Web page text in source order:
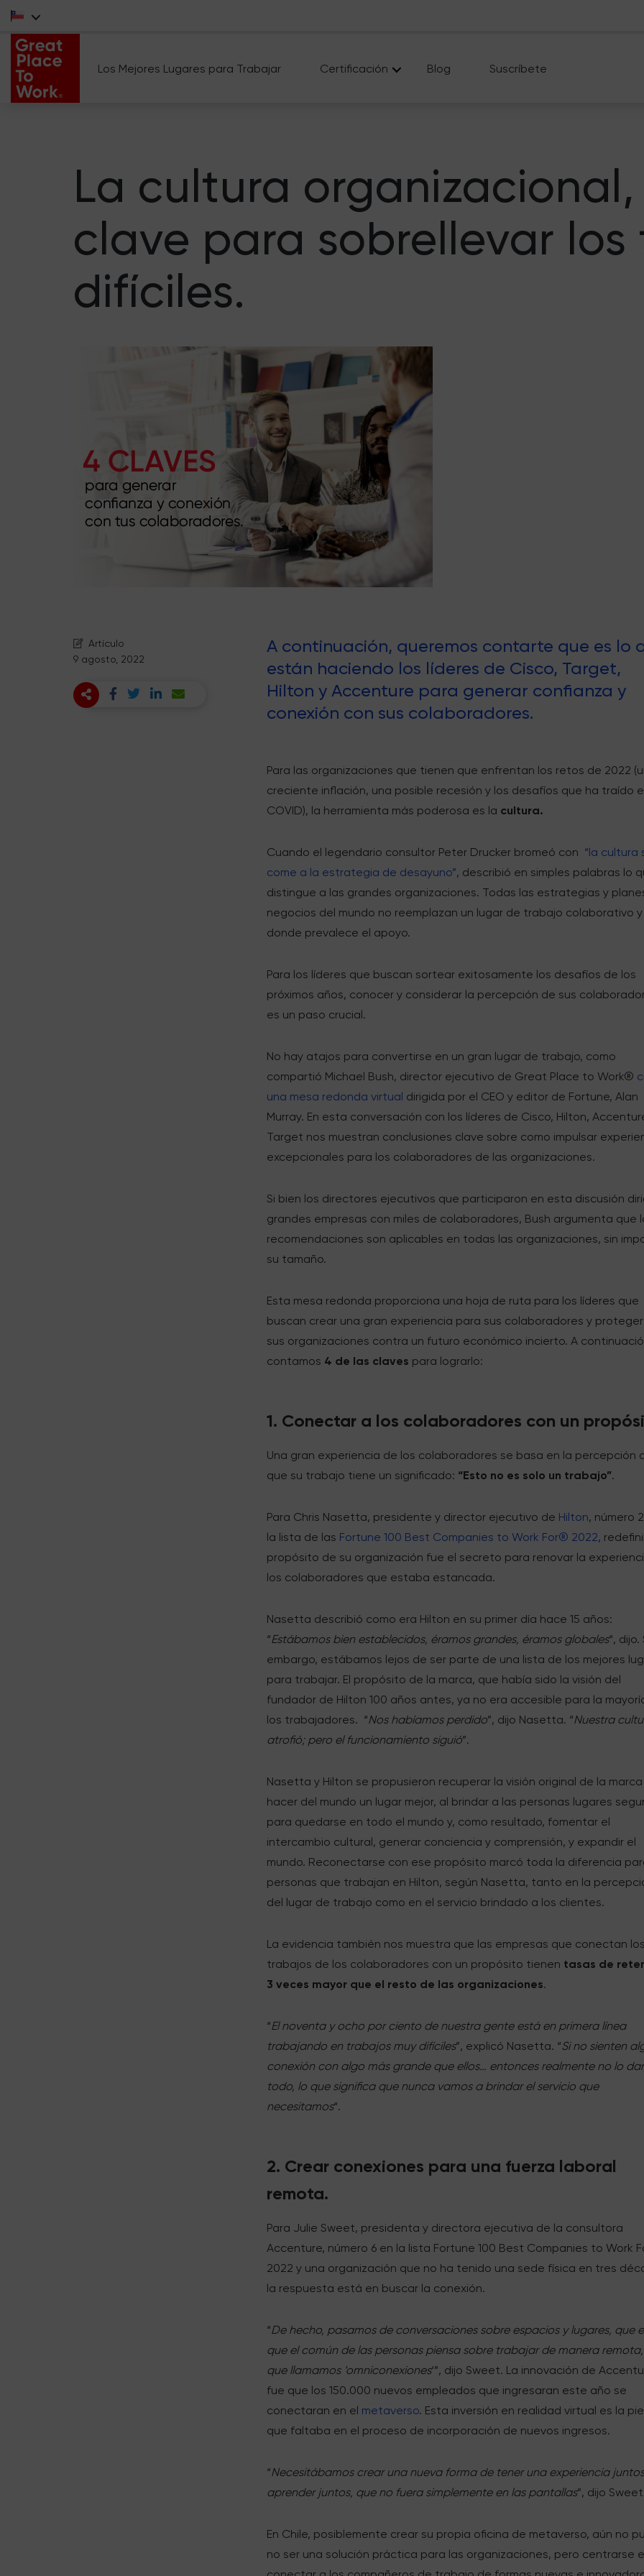
Los Mejores Lugares para Trabajar Certificación Blog Suscríbete
La cultura
clave para sobrellevar los
difíciles.
Artículo
9 agosto, 2022
A continuación, queremos contarte que es lo
están haciendo los líderes de Cisco, Target,
Hilton y Accenture para generar confianza y
conexión con sus colaboradores.
Para las organizaciones que tienen que enfrentan los retos de 2022
creciente inflación, una posible recesión y los desafíos que ha traído
COVID), la herramienta más poderosa es la cultura.
Cuando el legendario consultor Peter Drucker bromeó con “la cultura
come a la estrategia de desayuno”, describió en simples palabras lo
distingue a las grandes organizaciones. Todas las estrategias y
negocios del mundo no reemplazan un lugar de trabajo colaborativo y
donde prevalece el apoyo.
Para los líderes que buscan sortear exitosamente los desafíos de los
próximos años, conocer y considerar la percepción de sus
es un paso crucial.
No hay atajos para convertirse en un gran lugar de trabajo, como
compartió Michael Bush, director ejecutivo de Great Place to Work®
una mesa redonda virtual dirigida por el CEO y editor de Fortune, Alan
Murray. En esta conversación con los líderes de Cisco, Hilton,
Target nos muestran conclusiones clave sobre como impulsar
excepcionales para los colaboradores de las organizaciones.
Si bien los directores ejecutivos que participaron en esta discusión
grandes empresas con miles de colaboradores, Bush argumenta que
recomendaciones son aplicables en todas las organizaciones, sin
su tamaño.
Esta mesa redonda proporciona una hoja de ruta para los líderes que
buscan crear una gran experiencia para sus colaboradores y
sus organizaciones contra un futuro económico incierto. A
contamos 4 de las claves para lograrlo:
1. Conectar a los colaboradores con un
Una gran experiencia de los colaboradores se basa en la percepción
que su trabajo tiene un significado: “Esto no es solo un trabajo”.
Para Chris Nasetta, presidente y director ejecutivo de Hilton, número
la lista de las Fortune 100 Best Companies to Work For® 2022,
propósito de su organización fue el secreto para renovar la
los colaboradores que estaba estancada.
Nasetta describió como era Hilton en su primer día hace 15 años:
“Estábamos bien establecidos, éramos grandes, éramos globales“, dijo.
embargo, estábamos lejos de ser parte de una lista de los mejores
para trabajar. El propósito de la marca, que había sido la visión del
fundador de Hilton 100 años antes, ya no era accesible para la
los trabajadores. “Nos habíamos perdido”, dijo Nasetta. “Nuestra
atrofió; pero el funcionamiento siguió”.
Nasetta y Hilton se propusieron recuperar la visión original de la
hacer del mundo un lugar mejor, al brindar a las personas lugares
para quedarse en todo el mundo y, como resultado, fomentar el
intercambio cultural, generar conciencia y comprensión, y expandir el
mundo. Reconectarse con ese propósito marcó toda la diferencia
personas que trabajan en Hilton, según Nasetta, tanto en la
del lugar de trabajo como en el servicio brindado a los clientes.
La evidencia también nos muestra que las empresas que conectan los
trabajos de los colaboradores con un propósito tienen tasas de
3 veces mayor que el resto de las organizaciones.
“El noventa y ocho por ciento de nuestra gente está en primera línea
trabajando en trabajos muy difíciles”, explicó Nasetta. “Si no sienten
conexión con algo más grande que ellos… entonces realmente no lo
todo, lo que significa que nunca vamos a brindar el servicio que
necesitamos“.
2. Crear conexiones para una fuerza laboral
remota.
Para Julie Sweet, presidenta y directora ejecutiva de la consultora
Accenture, número 6 en la lista Fortune 100 Best Companies to Work
2022 y una organización que no ha tenido una sede física en tres
la respuesta está en buscar la conexión.
“De hecho, pasamos de conversaciones sobre espacios y lugares, que
que el común de las personas piensa sobre trabajar de manera
que llamamos ‘omniconexiones‘”, dijo Sweet. La innovación de
fue que los 150.000 nuevos empleados que ingresaran este año se
conectaran en el metaverso. Esta inversión en realidad virtual es la
que faltaba en el proceso de incorporación de nuevos ingresos.
“Necesitábamos crear una nueva forma de tener una experiencia
aprender juntos, que no fuera simplemente en las pantallas”, dijo
En Chile, posiblemente crear su propia oficina de metaverso, aún no
no ser una solución práctica para las organizaciones, pero centrarse